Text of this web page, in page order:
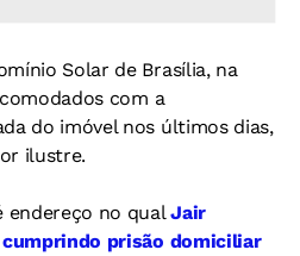
Solar de Brasília, na
com a
do imóvel nos últimos dias,
ilustre.
endereço no qualJair
prisão domiciliar